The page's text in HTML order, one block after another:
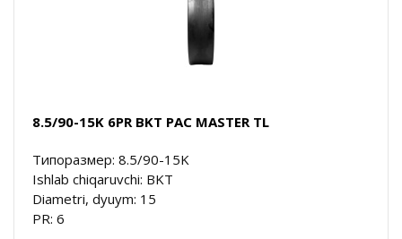
8.5/90-15K 6PR BKT PAC MASTER TL
Типоразмер: 8.5/90-15K
Ishlab chiqaruvchi: BKT
Diametri, dyuym: 15
PR: 6